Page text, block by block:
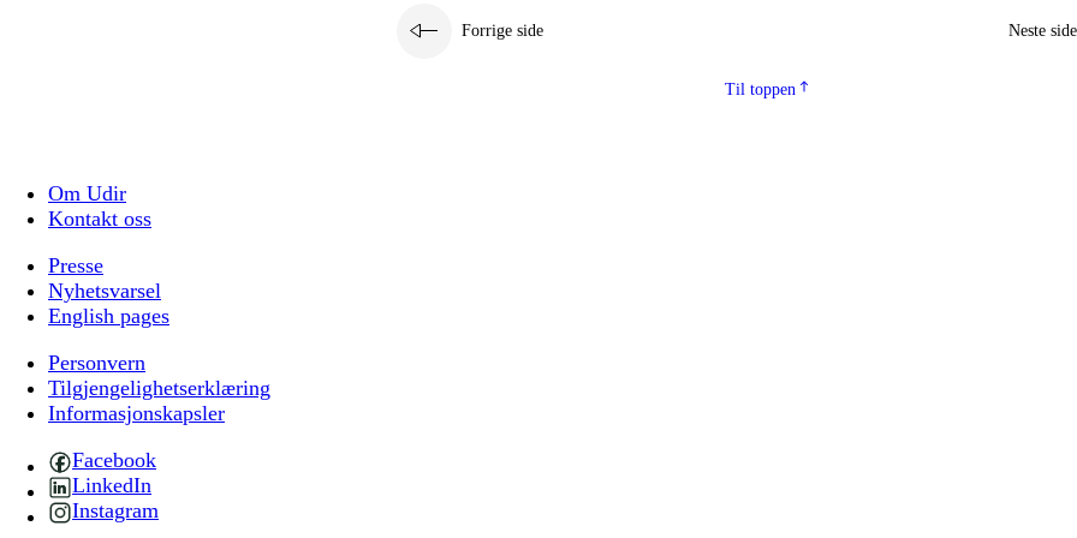
Forrige side Neste side
Til toppen
Om Udir
Kontakt oss
Presse
Nyhetsvarsel
English pages
Personvern
Tilgjengelighetserklæring
Informasjonskapsler
Facebook
LinkedIn
Instagram